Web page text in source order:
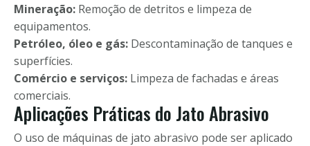
Mineração: Remoção de detritos e limpeza de
equipamentos.
Petróleo, óleo e gás: Descontaminação de tanques e
superfícies.
Comércio e serviços: Limpeza de fachadas e áreas
comerciais.
Aplicações Práticas do Jato Abrasivo
O uso de máquinas de jato abrasivo pode ser aplicado